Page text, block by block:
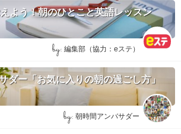
よう！朝のひとこと英語レッスン
by: 編集部（協力：eステ）
ダー「お気に入りの朝の過ごし方」
by: 朝時間アンバサダー